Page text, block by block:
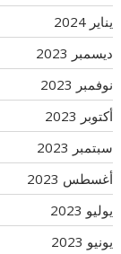
يناير 2024
ديسمبر 2023
نوفمبر 2023
أكتوبر 2023
سبتمبر 2023
أغسطس 2023
يوليو 2023
يونيو 2023